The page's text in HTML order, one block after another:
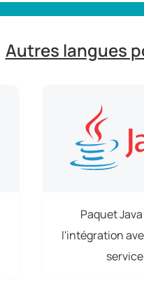
Autres langues
Paquet
l'intégration
service